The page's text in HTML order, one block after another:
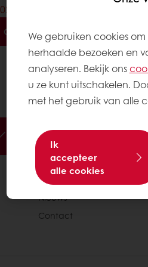
02 481 42 42
Contacteer ons
We gebruiken cookies
herhaalde bezoeken en
analyseren. Bekijk ons ​​
u ze kunt uitschakelen.
met het gebruik van alle
Ik
accepteer
alle cookies
Online betalingen mogelijk
Over Puratos
Nieuws
Contact